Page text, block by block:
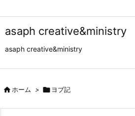
asaph creative&ministry
asaph creative&ministry
ホーム >  ヨブ記